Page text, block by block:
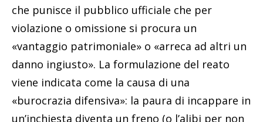
che punisce il pubblico ufficiale che per
violazione o omissione si procura un
«vantaggio patrimoniale» o «arreca ad altri un
danno ingiusto». La formulazione del reato
viene indicata come la causa di una
«burocrazia difensiva»: la paura di incappare in
un’inchiesta diventa un freno (o l’alibi per non